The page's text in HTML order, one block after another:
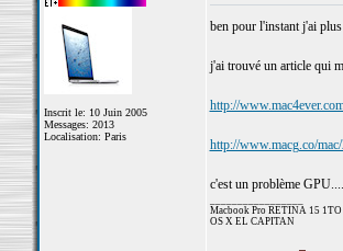
Inscrit le: 10 Juin 2005
Messages: 2013
Localisation: Paris
ben pour l'instant j'ai
j'ai trouvé un article qui
http://
http://www.macg.co/
c'est un problème
Macbook Pro RETINA 15
OS X EL CAPITAN